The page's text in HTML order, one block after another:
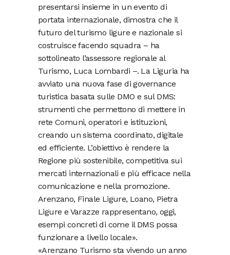
presentarsi insieme in un evento di
portata internazionale, dimostra che il
futuro del turismo ligure e nazionale si
costruisce facendo squadra – ha
sottolineato l’assessore regionale al
Turismo, Luca Lombardi –. La Liguria ha
avviato una nuova fase di governance
turistica basata sulle DMO e sul DMS:
strumenti che permettono di mettere in
rete Comuni, operatori e istituzioni,
creando un sistema coordinato, digitale
ed efficiente. L’obiettivo è rendere la
Regione più sostenibile, competitiva sui
mercati internazionali e più efficace nella
comunicazione e nella promozione.
Arenzano, Finale Ligure, Loano, Pietra
Ligure e Varazze rappresentano, oggi,
esempi concreti di come il DMS possa
funzionare a livello locale».
«Arenzano Turismo sta vivendo un anno